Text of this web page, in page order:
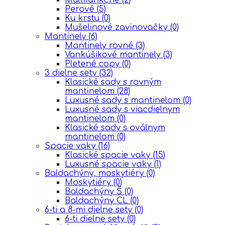
Perové (5)
Ku krstu (0)
Mušelinové zavinovačky (0)
Mantinely (6)
Mantinely rovné (3)
Vankúšikové mantinely (3)
Pletené copy (0)
3 dielne sety (32)
Klasické sady s rovným
mantinelom (28)
Luxusné sady s mantinelom (0)
Luxusné sady s viacdielnym
mantinelom (0)
Klasické sady s oválnym
mantinelom (0)
Spacie vaky (16)
Klasické spacie vaky (15)
Luxusné spacie vaky (1)
Baldachýny, moskytiéry (0)
Moskytiéry (0)
Baldachýny Š (0)
Baldachýny CL (0)
6-ti a 8-mi dielne sety (0)
6-ti dielne sety (0)